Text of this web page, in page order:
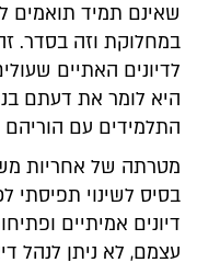
שאינם תמיד תואמים
במחלוקת וזה בסדר.
לדיונים האתיים
היא לומר את דעתם
התלמידים עם הוריהם
מטרתה של אחריות
בסיס לשינוי תפיסתי
דיונים אמיתיים
עצמם, לא ניתן לנהל